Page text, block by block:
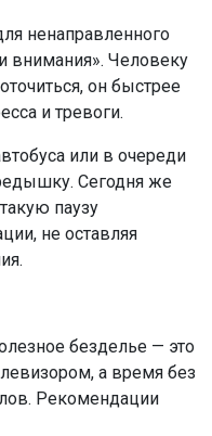
ненаправленного
внимания». Человеку
он быстрее
и тревоги.
или в очереди
Сегодня же
паузу
не оставляя
безделье — это
а время без
Рекомендации